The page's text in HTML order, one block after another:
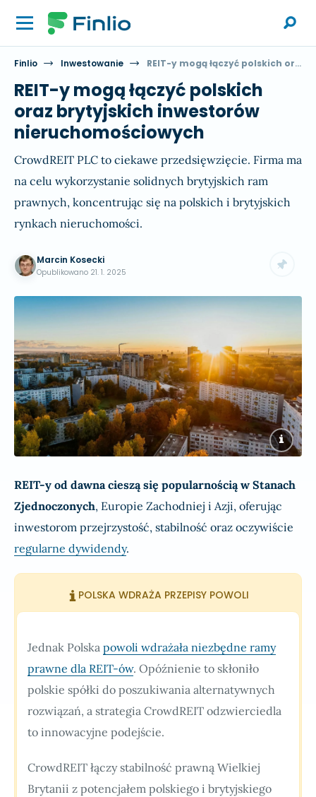
Finlio Inwestowanie REIT-y mogą łączyć polskich oraz brytyjskich inwestorów nieruchomościowych
REIT-y mogą łączyć polskich
oraz brytyjskich inwestorów
nieruchomościowych
CrowdREIT PLC to ciekawe przedsięwzięcie. Firma ma
na celu wykorzystanie solidnych brytyjskich ram
prawnych, koncentrując się na polskich i brytyjskich
rynkach nieruchomości.
Marcin Kosecki
Opublikowano 21. 1. 2025
REIT-y od dawna cieszą się popularnością w Stanach
Zjednoczonych, Europie Zachodniej i Azji, oferując
inwestorom przejrzystość, stabilność oraz oczywiście
regularne dywidendy.
POLSKA WDRAŻA PRZEPISY POWOLI
Jednak Polska powoli wdrażała niezbędne ramy
prawne dla REIT-ów. Opóźnienie to skłoniło
polskie spółki do poszukiwania alternatywnych
rozwiązań, a strategia CrowdREIT odzwierciedla
to innowacyjne podejście.
CrowdREIT łączy stabilność prawną Wielkiej
Brytanii z potencjałem polskiego i brytyjskiego